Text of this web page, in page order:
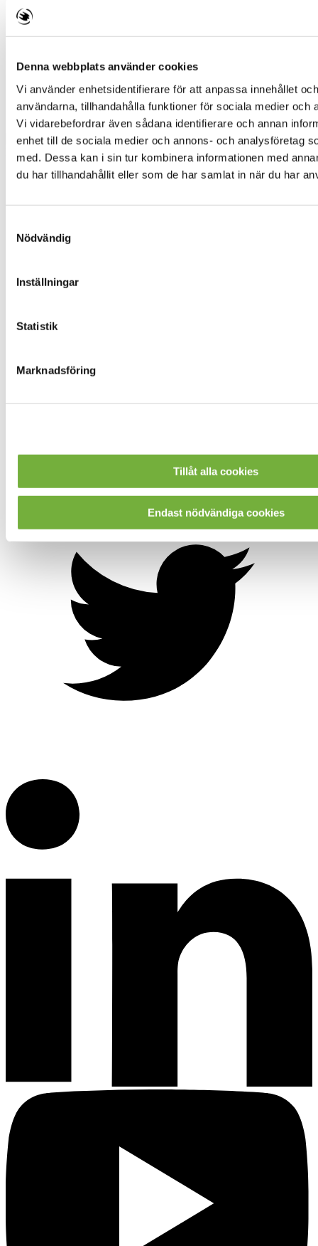
Denna webbplats använder cookies
Vi använder enhetsidentifierare för att anpassa innehållet
användarna, tillhandahålla funktioner för sociala medier och
Vi vidarebefordrar även sådana identifierare och annan
enhet till de sociala medier och annons- och analysföretag
med. Dessa kan i sin tur kombinera informationen med
du har tillhandahållit eller som de har samlat in när du har
Nödvändig
Inställningar
Statistik
Marknadsföring
Tillåt alla cookies
Endast nödvändiga cookies
Stöd oss
Bli medlem
Ge en gåva
Företag
Starta en insamling
In English
Följ oss